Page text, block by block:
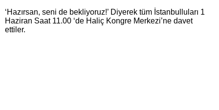
‘Hazırsan, seni de bekliyoruz!’ Diyerek tüm İstanbulluları 1
Haziran Saat 11.00 ‘de Haliç Kongre Merkezi’ne davet
ettiler.